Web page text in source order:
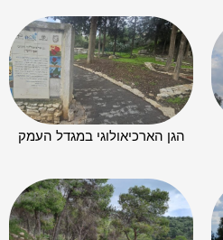
הגן הארכיאולוגי במגדל העמק